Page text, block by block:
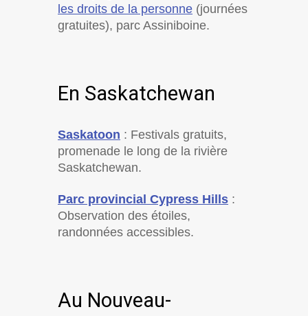
les droits de la personne (journées
gratuites), parc Assiniboine.
En Saskatchewan
Saskatoon : Festivals gratuits,
promenade le long de la rivière
Saskatchewan.
Parc provincial Cypress Hills :
Observation des étoiles,
randonnées accessibles.
Au Nouveau-